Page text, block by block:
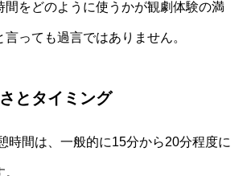
間をどのように使うかが観劇体験の満
っても過言ではありません。
とタイミング
時間は、一般的に15分から20分程度に